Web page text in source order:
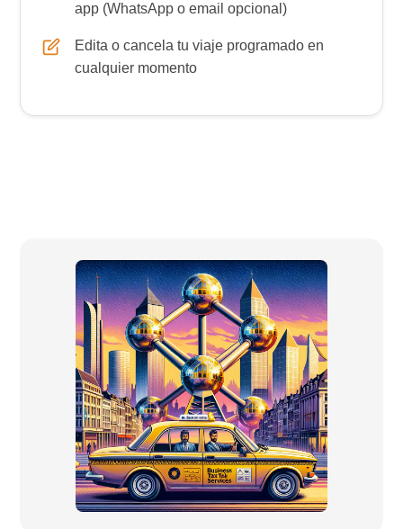
app (WhatsApp o email opcional)
Edita o cancela tu viaje programado en
cualquier momento